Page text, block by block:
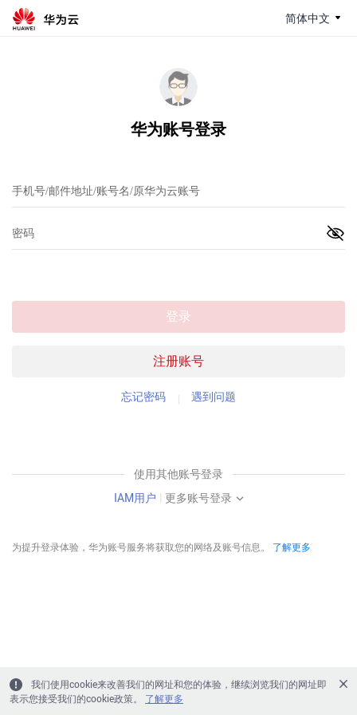
简体中文
华为账号登录
注册账号
登录
忘记密码 遇到问题
使用其他账号登录
IAM用户 | 更多账号登录
为提升登录体验，华为账号服务将获取您的网络及账号信息。 了解更多
我们使用cookie来改善我们的网址和您的体验，继续浏览我们的网址即
表示您接受我们的cookie政策。
了解更多